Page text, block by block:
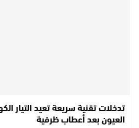
تدخلات تقنية سريعة تعيد التيار
العيون بعد أعطاب ظرفية